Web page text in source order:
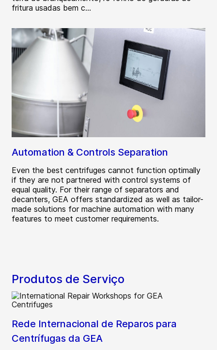
fritura usadas bem c...
Automation & Controls Separation
Even the best centrifuges cannot function optimally
if they are not partnered with control systems of
equal quality. For their range of separators and
decanters, GEA offers standardized as well as tailor-
made solutions for machine automation with many
features to meet customer requirements.
Produtos de Serviço
Rede Internacional de Reparos para
Centrífugas da GEA